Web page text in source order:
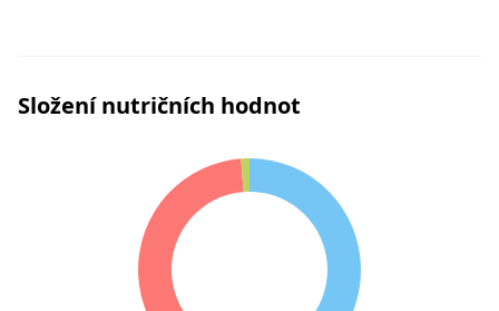
Složení nutričních hodnot